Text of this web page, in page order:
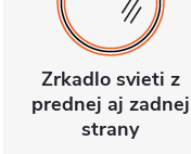
Zrkadlo svieti z
prednej aj zadnej
strany